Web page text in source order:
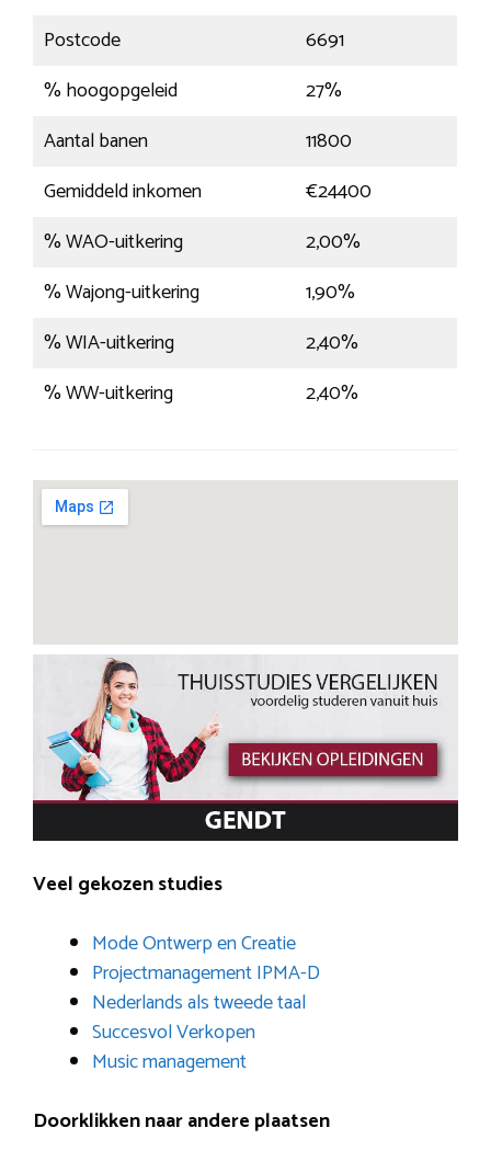
Postcode
6691
% hoogopgeleid
27%
Aantal banen
11800
Gemiddeld inkomen
€24400
% WAO-uitkering
2,00%
% Wajong-uitkering
1,90%
% WIA-uitkering
2,40%
% WW-uitkering
2,40%
Veel gekozen studies
Mode Ontwerp en Creatie
Projectmanagement IPMA-D
Nederlands als tweede taal
Succesvol Verkopen
Music management
Doorklikken naar andere plaatsen